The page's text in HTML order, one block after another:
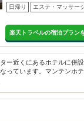
日帰り エステ・マッサー
楽天トラベルの宿泊プラン
ー近くにあるホテルに併
っています。マンテンホ